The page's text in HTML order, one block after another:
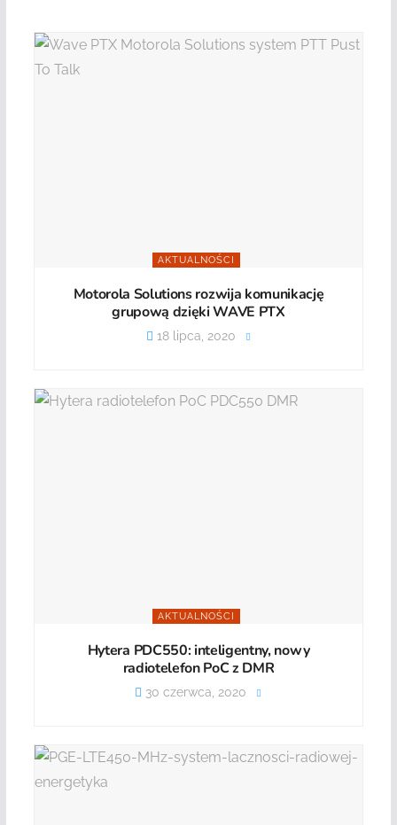
AKTUALNOŚCI
Motorola Solutions rozwija komunikację
grupową dzięki WAVE PTX
18 lipca, 2020
AKTUALNOŚCI
Hytera PDC550: inteligentny, nowy
radiotelefon PoC z DMR
30 czerwca, 2020